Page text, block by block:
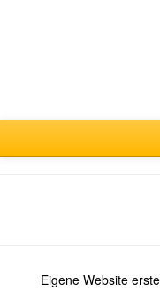
Eigene Website